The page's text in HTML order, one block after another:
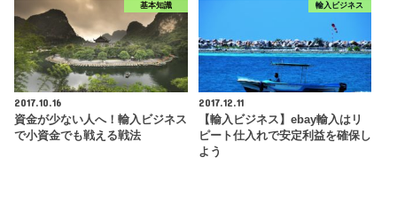
基本知識
2017.10.16
資金が少ない人へ！輸入ビジネス
で小資金でも戦える戦法
輸入ビジネス
2017.12.11
【輸入ビジネス】ebay輸入はリ
ピート仕入れで安定利益を確保し
よう